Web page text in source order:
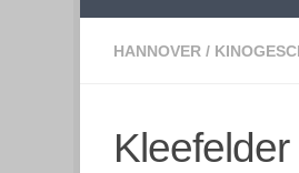
HANNOVER /